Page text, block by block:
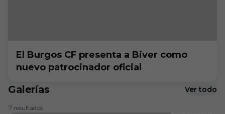
El Burgos CF presenta a Biver como
nuevo patrocinador oficial
Galerías Ver todo
7 resultados